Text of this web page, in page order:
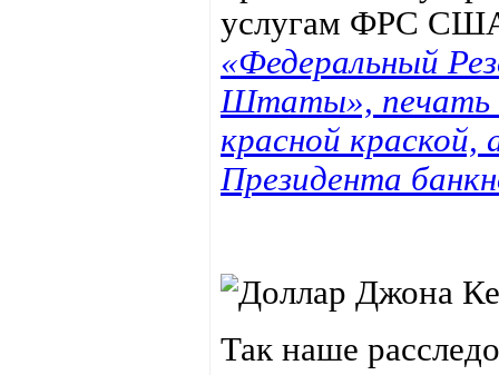
услугам ФРС
«Федеральный
Штаты», печать
красной краской,
Президента
Так наше